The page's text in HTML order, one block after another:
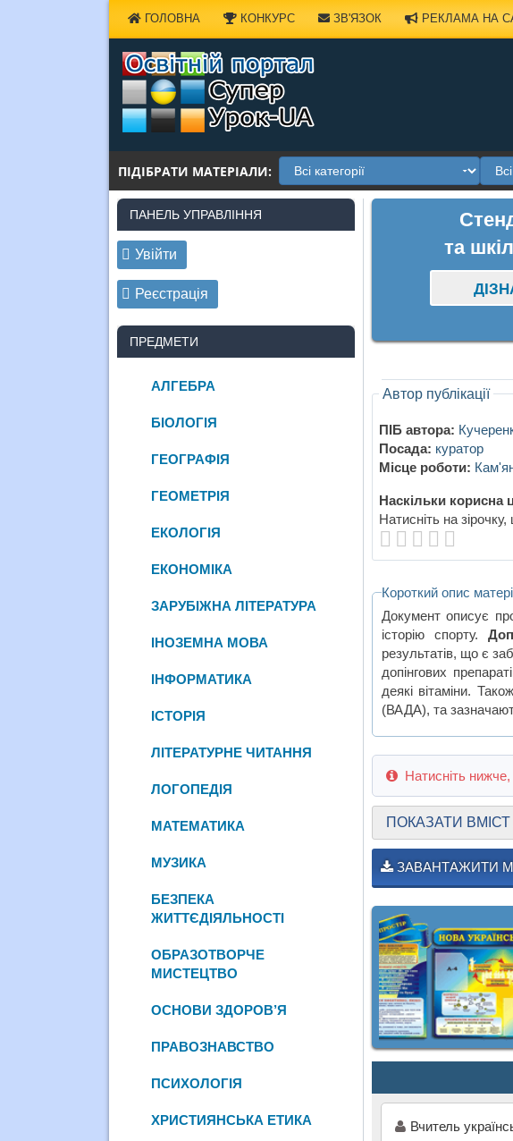
ГОЛОВНА КОНКУРС ЗВ'ЯЗОК РЕКЛАМА НА
ПІДІБРАТИ МАТЕРІАЛИ:
та
Автор публікації
ПІБ автора:
Посада: куратор
Місце роботи:
Наскільки корисна
Натисніть на
Короткий опис
Документ описує
історію спорту.
результатів, що є
допінгових
деякі вітаміни.
(ВАДА), та
Натисніть
ПОКАЗАТИ ВМІСТ
ЗАВАНТАЖИТИ
Вчитель
ПАНЕЛЬ УПРАВЛІННЯ
Увійти
Реєстрація
ПРЕДМЕТИ
АЛГЕБРА
БІОЛОГІЯ
ГЕОГРАФІЯ
ГЕОМЕТРІЯ
ЕКОЛОГІЯ
ЕКОНОМІКА
ЗАРУБІЖНА ЛІТЕРАТУРА
ІНОЗЕМНА МОВА
ІНФОРМАТИКА
ІСТОРІЯ
ЛІТЕРАТУРНЕ ЧИТАННЯ
ЛОГОПЕДІЯ
МАТЕМАТИКА
МУЗИКА
БЕЗПЕКА
ЖИТТЄДІЯЛЬНОСТІ
ОБРАЗОТВОРЧЕ
МИСТЕЦТВО
ОСНОВИ ЗДОРОВ’Я
ПРАВОЗНАВСТВО
ПСИХОЛОГІЯ
ХРИСТИЯНСЬКА ЕТИКА